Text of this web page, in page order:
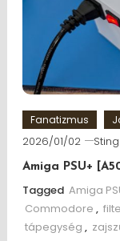
Fanatizmus
2026/01/02
Amiga PSU+
Tagged Amiga
Commodore ,
tápegység ,